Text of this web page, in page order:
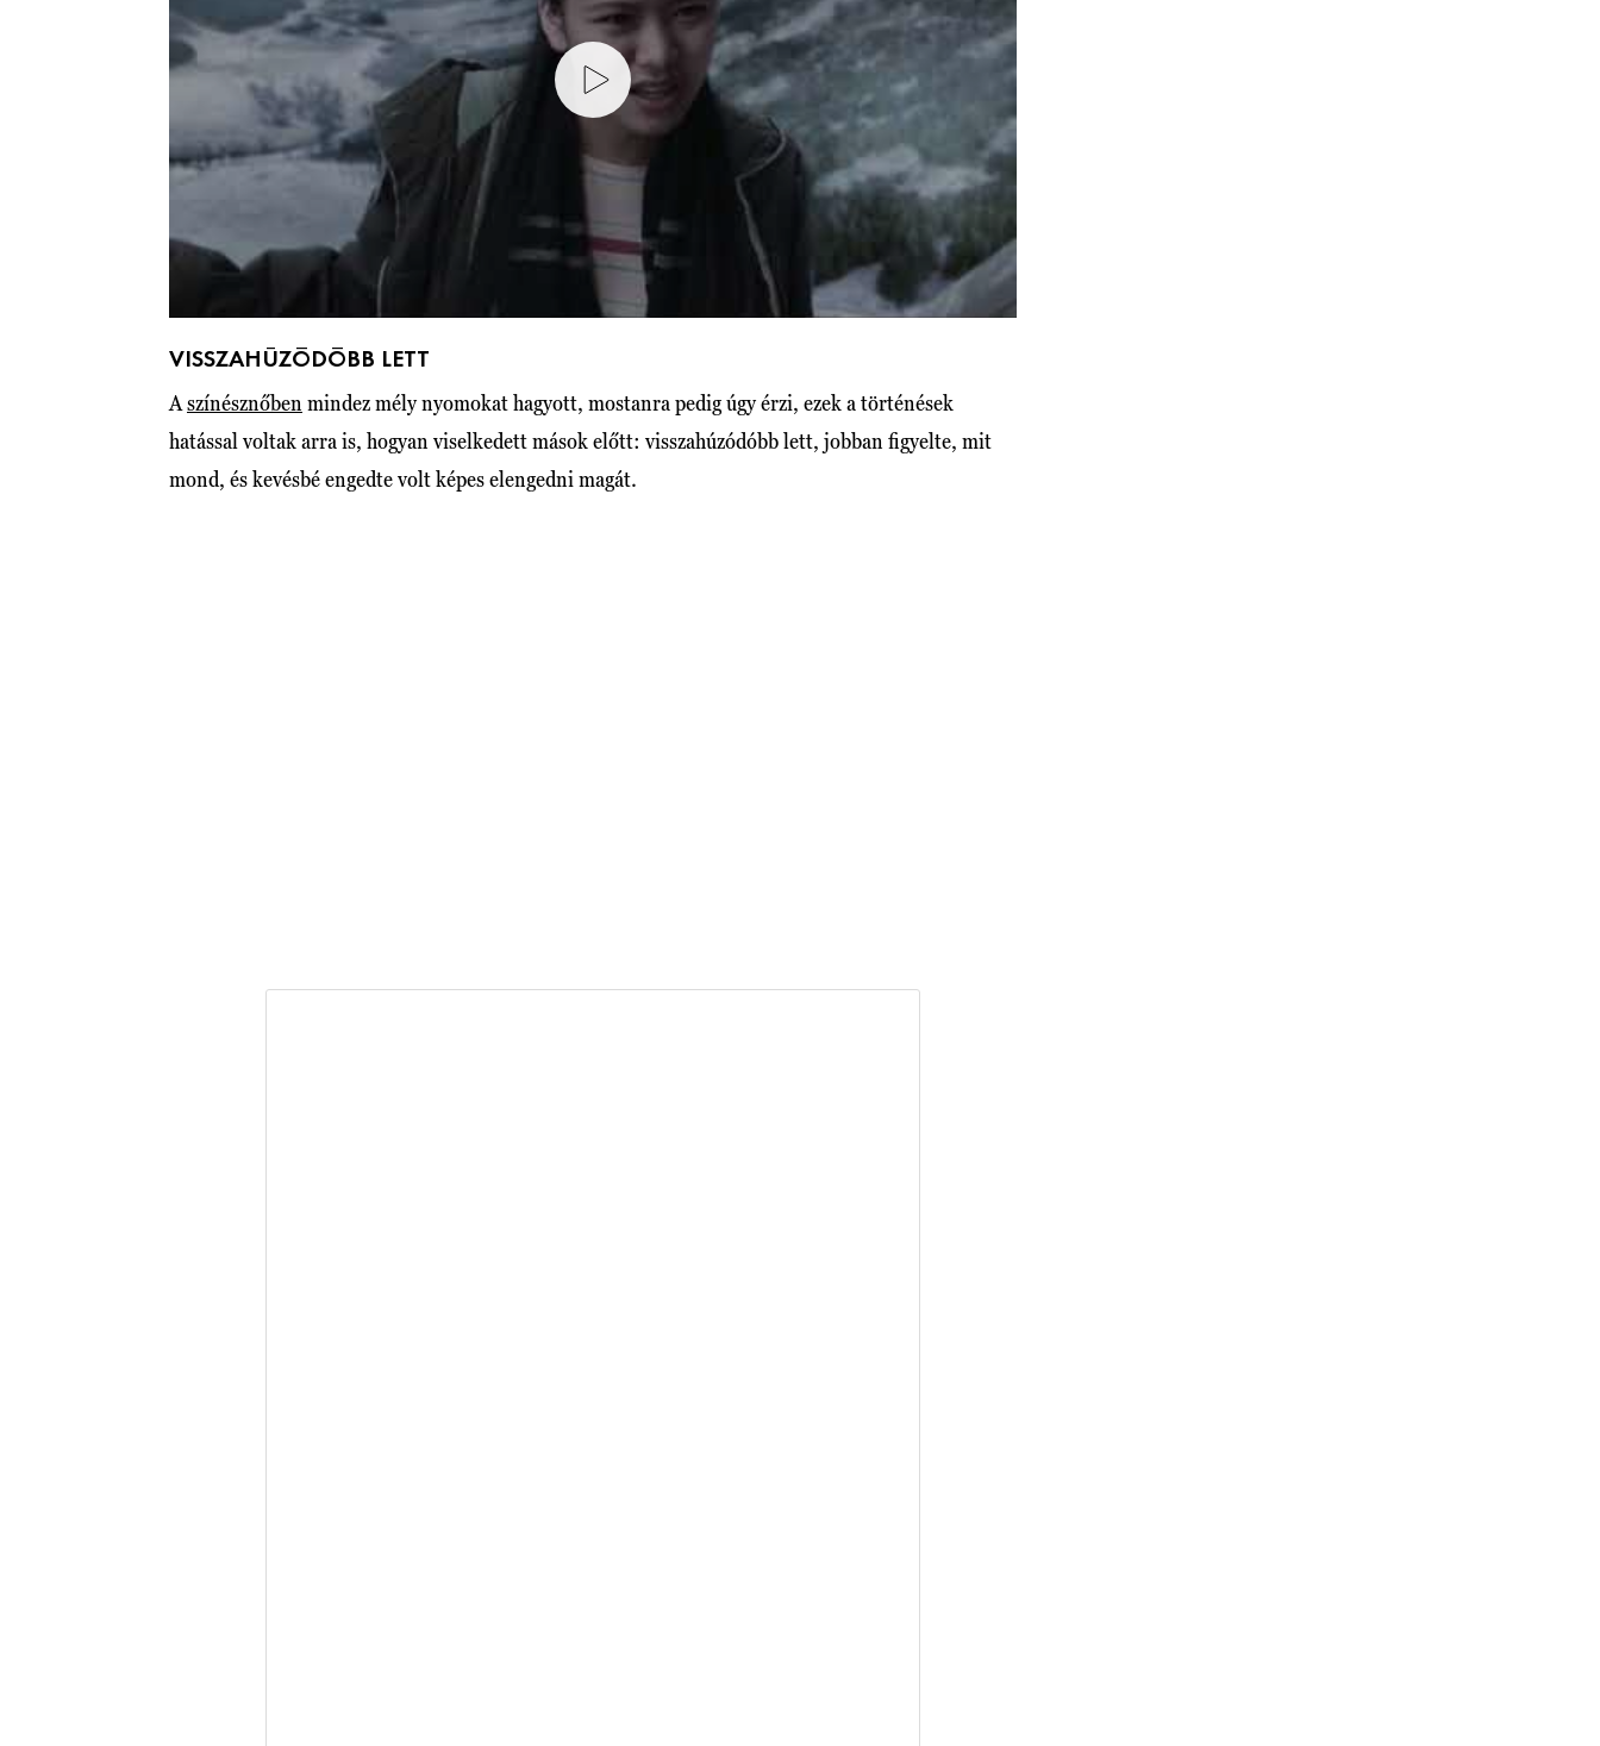
VISSZAHÚZÓDÓBB LETT
Aszínésznőben mindez mély nyomokat hagyott, mostanra pedig úgy érzi, ezek a történések
hatással voltak arra is, hogyan viselkedett mások előtt: visszahúzódóbb lett, jobban figyelte, mit
mond, és kevésbé engedte volt képes elengedni magát.